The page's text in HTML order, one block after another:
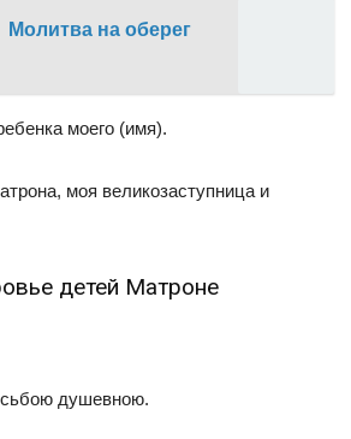
Молитва на оберег
моего (имя).
моя великозаступница и
детей Матроне
душевною.